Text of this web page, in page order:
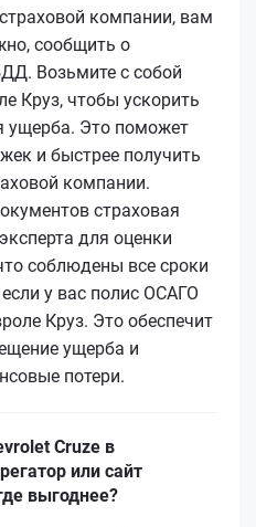
компании, вам
сообщить о
Возьмите с собой
Круз, чтобы ускорить
ущерба. Это поможет
и быстрее получить
компании.
страховая
для оценки
соблюдены все сроки
у вас полис ОСАГО
Круз. Это обеспечит
ущерба и
потери.
Cruze в
или сайт
выгоднее?